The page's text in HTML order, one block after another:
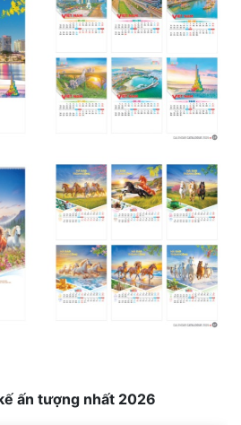
ấn tượng nhất 2026